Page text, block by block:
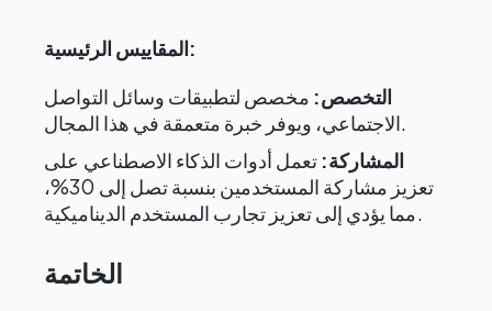
المقاييس الرئيسية:
التخصص: مخصص لتطبيقات وسائل التواصل
الاجتماعي، ويوفر خبرة متعمقة في هذا المجال.
المشاركة: تعمل أدوات الذكاء الاصطناعي على
تعزيز مشاركة المستخدمين بنسبة تصل إلى 30%،
مما يؤدي إلى تعزيز تجارب المستخدم الديناميكية.
الخاتمة